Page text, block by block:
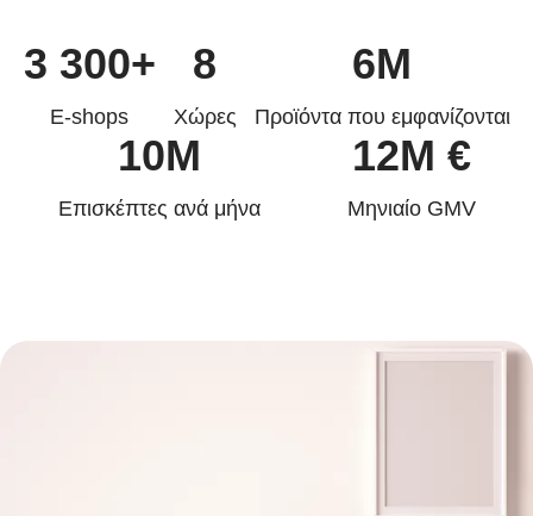
3 300+
E-shops
8
Χώρες
6M
Προϊόντα που εμφανίζονται
10M
Επισκέπτες ανά μήνα
12M €
Mηνιαίο GMV